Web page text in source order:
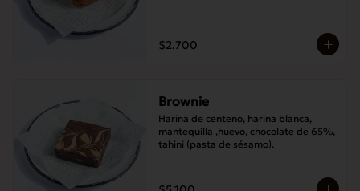
$2.700
Brownie
Harina de centeno, harina blanca,
mantequilla ,huevo, chocolate de 65%,
tahini (pasta de sésamo).